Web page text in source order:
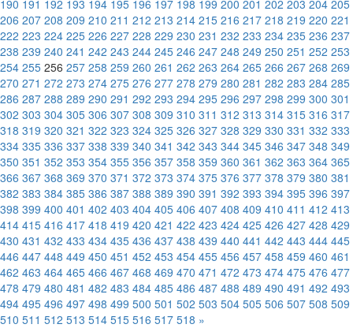
190 191 192 193 194 195 196 197 198 199 200 201 202 203 204 205
206 207 208 209 210 211 212 213 214 215 216 217 218 219 220 221
222 223 224 225 226 227 228 229 230 231 232 233 234 235 236 237
238 239 240 241 242 243 244 245 246 247 248 249 250 251 252 253
254 255 256 257 258 259 260 261 262 263 264 265 266 267 268 269
270 271 272 273 274 275 276 277 278 279 280 281 282 283 284 285
286 287 288 289 290 291 292 293 294 295 296 297 298 299 300 301
302 303 304 305 306 307 308 309 310 311 312 313 314 315 316 317
318 319 320 321 322 323 324 325 326 327 328 329 330 331 332 333
334 335 336 337 338 339 340 341 342 343 344 345 346 347 348 349
350 351 352 353 354 355 356 357 358 359 360 361 362 363 364 365
366 367 368 369 370 371 372 373 374 375 376 377 378 379 380 381
382 383 384 385 386 387 388 389 390 391 392 393 394 395 396 397
398 399 400 401 402 403 404 405 406 407 408 409 410 411 412 413
414 415 416 417 418 419 420 421 422 423 424 425 426 427 428 429
430 431 432 433 434 435 436 437 438 439 440 441 442 443 444 445
446 447 448 449 450 451 452 453 454 455 456 457 458 459 460 461
462 463 464 465 466 467 468 469 470 471 472 473 474 475 476 477
478 479 480 481 482 483 484 485 486 487 488 489 490 491 492 493
494 495 496 497 498 499 500 501 502 503 504 505 506 507 508 509
510 511 512 513 514 515 516 517 518 »